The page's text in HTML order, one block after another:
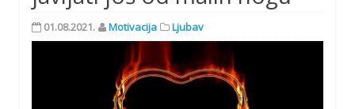
01.08.2021. Motivacija Ljubav